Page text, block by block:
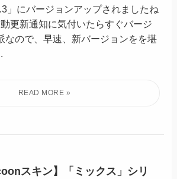
」にバージョンアップされましたね
更新通知に気付いたらすぐバージ
なので、早速、新バージョンをを堪
スキン】「ミックス」シリ